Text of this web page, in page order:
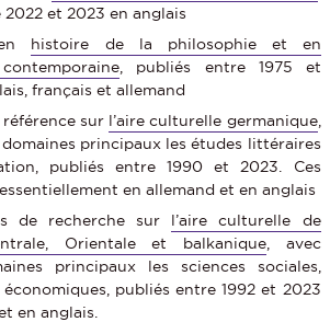
et 2023 en anglais
histoire de la philosophie et en
, publiés entre 1975 et
français et allemand
sur l’aire culturelle germanique,
principaux les études littéraires
publiés entre 1990 et 2023. Ces
en allemand et en anglais
de recherche sur l’aire culturelle de
Orientale et balkanique, avec
principaux les sciences sociales,
publiés entre 1992 et 2023
en anglais.